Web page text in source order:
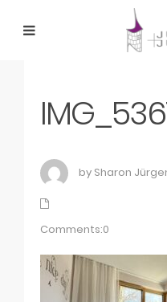
by Sharon
Comments:0